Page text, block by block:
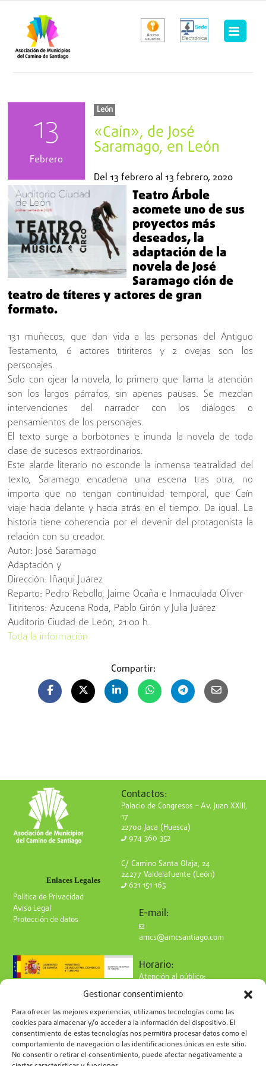
Gestionar consentimiento
Para ofrecer las mejores experiencias, utilizamos tecnologías como las
cookies para almacenar y/o acceder a la información del dispositivo. El
consentimiento de estas tecnologías nos permitirá procesar datos como el
comportamiento de navegación o las identificaciones únicas en este sitio.
No consentir o retirar el consentimiento, puede afectar negativamente a
contenido
13
Febrero
León
«Caín», de José
Saramago, en León
Del13 febrero al13 febrero, 2020
Teatro Árbole
acomete uno de sus
proyectos más
deseados, la
adaptación de la
novela de José
Saramago ción de
teatro de títeres y actores de gran
formato.
131 muñecos, que dan vida a las personas del Antiguo
Testamento, 6 actores titiriteros y 2 ovejas son los
personajes.
Solo con ojear la novela, lo primero que llama la atención
son los largos párrafos, sin apenas pausas. Se mezclan
intervenciones del narrador con los diálogos o
pensamientos de los personajes.
El texto surge a borbotones e inunda la novela de toda
clase de sucesos extraordinarios.
Este alarde literario no esconde la inmensa teatralidad del
texto, Saramago encadena una escena tras otra, no
importa que no tengan continuidad temporal, que Caín
viaje hacia delante y hacia atrás en el tiempo. Da igual. La
historia tiene coherencia por el devenir del protagonista la
relación con su creador.
Autor: José Saramago
Adaptación y
Dirección: Iñaqui Juárez
Reparto: Pedro Rebollo, Jaime Ocaña e Inmaculada Oliver
Titiriteros: Azucena Roda, Pablo Girón y Julia Juárez
Auditorio Ciudad de León, 21:00 h.
Toda la información
Compartir:
Enlaces Legales
Política de Privacidad
Aviso Legal
Protección de datos
Contactos:
Palacio de Congresos – Av. Juan XXIII,
17
22700 Jaca (Huesca)
974 360 352
C/ Camino Santa Olaja, 24
24277 Valdelafuente (León)
621 151 165
E-mail:
amcs@amcsantiago.com
Horario:
Atención al público:
de Lunes a Viernes
de 9 a 15h
Síguenos en redes: